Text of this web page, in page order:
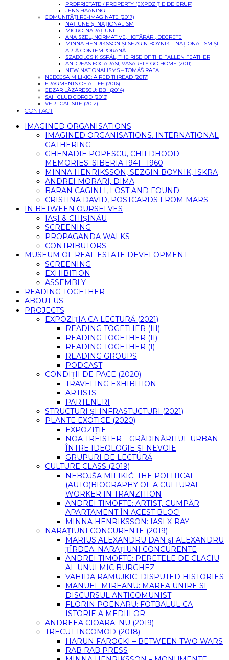
PROPRIETATE / PROPERTY (EXPOZIȚIE DE GRUP)
JENS HAANING
COMUNITĂȚI RE-IMAGINATE (2017)
NAȚIUNE ȘI NAȚIONALISM
MICRO-NARAȚIUNI
ANA SZEL, NORMATIVE, HOTĂRÂRI, DECRETE
MINNA HENRIKSSON ȘI SEZGIN BOYNIK – NAȚIONALISM ȘI
ARTĂ CONTEMPORANĂ
SZABOLCS KISSPÁL, THE RISE OF THE FALLEN FEATHER
ANDREAS FOGARASI, VASARELY GO HOME (2011)
NEW NATIONALISMS – TOMÁŠ RAFA
NEBOJSA MILIKIC: A RED THREAD (2017)
FRAGMENTS OF A LIFE (2016)
CEZAR LĂZĂRESCU: BB+ (2014)
SAH CLUB COROD (2013)
VERTICAL SITE (2012)
CONTACT
IMAGINED ORGANISATIONS
IMAGINED ORGANISATIONS. INTERNATIONAL
GATHERING
GHENADIE POPESCU, CHILDHOOD
MEMORIES. SIBERIA 1941– 1960
MINNA HENRIKSSON, SEZGIN BOYNIK, ISKRA
ANDREI MORARI, DIMA
BARAN CAGINLI, LOST AND FOUND
CRISTINA DAVID, POSTCARDS FROM MARS
IN BETWEEN OURSELVES
IAȘI & CHIȘINĂU
SCREENING
PROPAGANDA WALKS
CONTRIBUTORS
MUSEUM OF REAL ESTATE DEVELOPMENT
SCREENING
EXHIBITION
ASSEMBLY
READING TOGETHER
ABOUT US
PROJECTS
EXPOZIȚIA CA LECTURĂ (2021)
READING TOGETHER (III)
READING TOGETHER (II)
READING TOGETHER (I)
READING GROUPS
PODCAST
CONDIȚII DE PACE (2020)
TRAVELING EXHIBITION
ARTISTS
PARTENERI
STRUCTURI ȘI INFRASTUCTURI (2021)
PLANTE EXOTICE (2020)
EXPOZIȚIE
NOA TREISTER – GRĂDINĂRITUL URBAN
ÎNTRE IDEOLOGIE ȘI NEVOIE
GRUPURI DE LECTURĂ
CULTURE CLASS (2019)
NEBOJŠA MILIKIĆ: THE POLITICAL
(AUTO)BIOGRAPHY OF A CULTURAL
WORKER IN TRANZITION
ANDREI TIMOFTE: ARTIST, CUMPĂR
APARTAMENT ÎN ACEST BLOC!
MINNA HENRIKSSON: IASI X-RAY
NARAȚIUNI CONCURENTE (2019)
MARIUS ALEXANDRU DAN șI ALEXANDRU
ȚÎRDEA: NARAȚIUNI CONCURENTE
ANDREI TIMOFTE: PERETELE DE CLACIU
AL UNUI MIC BURGHEZ
VAHIDA RAMUJKIC: DISPUTED HISTORIES
MANUEL MIREANU: MAREA UNIRE SI
DISCURSUL ANTICOMUNIST
FLORIN POENARU: FOTBALUL CA
ISTORIE A MEDIILOR
ANDREEA CIOARA: NU (2019)
TRECUT INCOMOD (2018)
HARUN FAROCKI – BETWEEN TWO WARS
RAB RAB PRESS